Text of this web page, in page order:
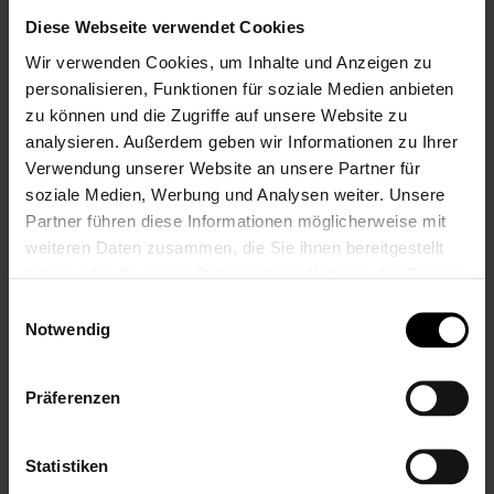
Diese Webseite verwendet Cookies
Wir verwenden Cookies, um Inhalte und Anzeigen zu
personalisieren, Funktionen für soziale Medien anbieten
zu können und die Zugriffe auf unsere Website zu
analysieren. Außerdem geben wir Informationen zu Ihrer
Verwendung unserer Website an unsere Partner für
soziale Medien, Werbung und Analysen weiter. Unsere
Partner führen diese Informationen möglicherweise mit
weiteren Daten zusammen, die Sie ihnen bereitgestellt
Notwendig
Präferenzen
Statistiken
der
Handtuch mit
Namen bestickt,
Frottee Baumwolle
50x100 cm, Antique
Grau/Braun, 550
g/m²
19,99 €